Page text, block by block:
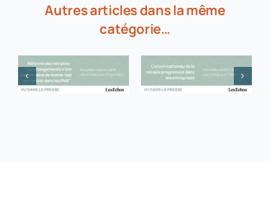
Autres articles dans la même
catégorie…